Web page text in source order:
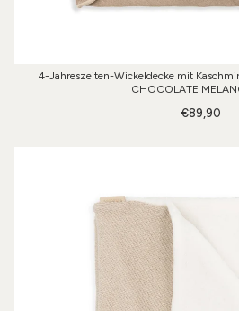
4-Jahreszeiten-Wickeldecke mit
CHOCOLATE
€89,90